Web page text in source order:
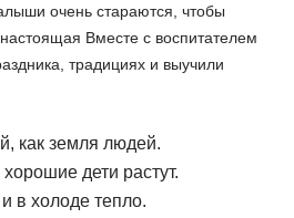
очень стараются, чтобы
Вместе с воспитателем
традициях и выучили
как земля людей.
дети растут.
в холоде тепло.